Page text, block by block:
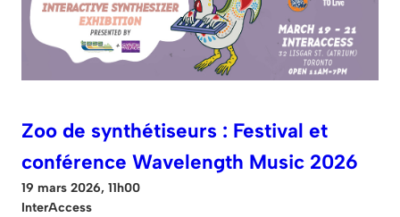
Zoo de synthétiseurs : Festival et
conférence Wavelength Music 2026
19 mars 2026, 11h00
InterAccess